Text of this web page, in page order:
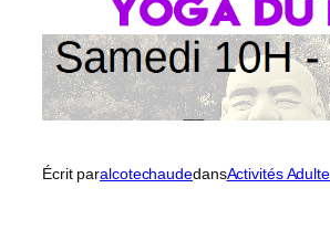
Écrit paralcotechaudedansActivités